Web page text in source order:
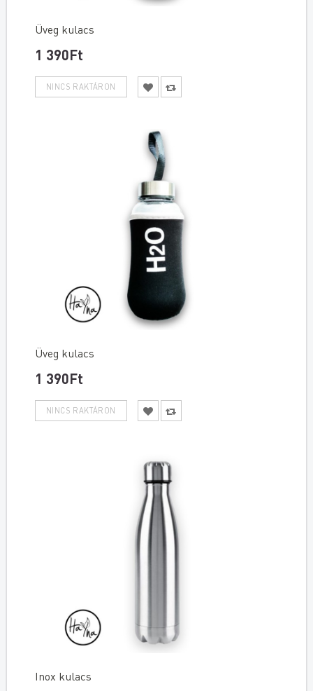
Üveg kulacs
1 390Ft
Üveg kulacs
1 390Ft
Inox kulacs